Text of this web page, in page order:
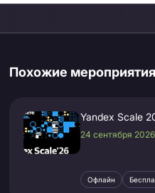
Похожие мероприятия
Yandex Scale
24 сентября
Офлайн